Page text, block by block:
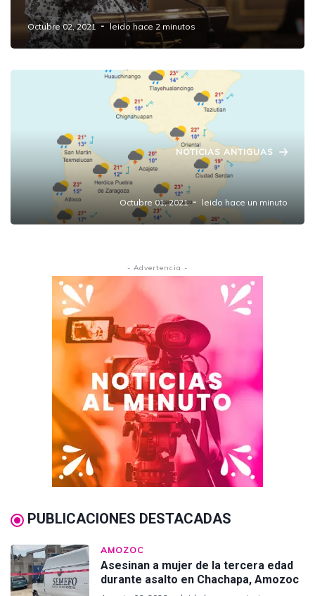
Octubre 02, 2021 leido hace 2 minutos
NOTICIAS ANTIGUAS
Pronóstico Meteorológico
Octubre 01, 2021 leido hace un minuto
- Advertencia -
PUBLICACIONES DESTACADAS
AMOZOC
Asesinan a mujer de la tercera edad
durante asalto en Chachapa, Amozoc